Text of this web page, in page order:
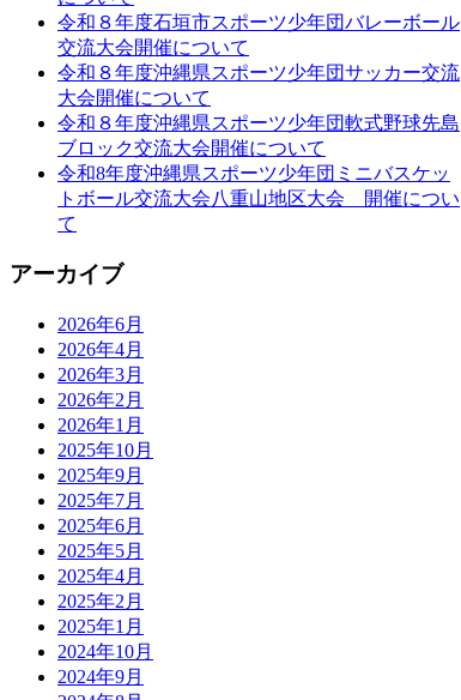
令和８年度石垣市スポーツ少年団バレーボール
交流大会開催について
令和８年度沖縄県スポーツ少年団サッカー交流
大会開催について
令和８年度沖縄県スポーツ少年団軟式野球先島
ブロック交流大会開催について
令和8年度沖縄県スポーツ少年団ミニバスケッ
トボール交流大会八重山地区大会 開催につい
て
アーカイブ
2026年6月
2026年4月
2026年3月
2026年2月
2026年1月
2025年10月
2025年9月
2025年7月
2025年6月
2025年5月
2025年4月
2025年2月
2025年1月
2024年10月
2024年9月